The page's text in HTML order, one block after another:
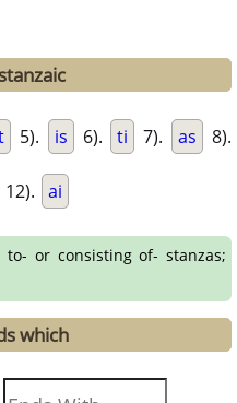
5). is 6). ti 7). as 8).
12). ai
or consisting of- stanzas;
which